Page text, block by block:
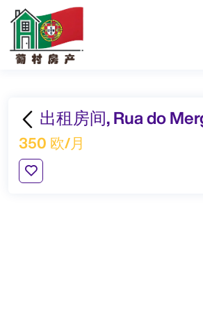
出租房间, Rua do
350 欧/月